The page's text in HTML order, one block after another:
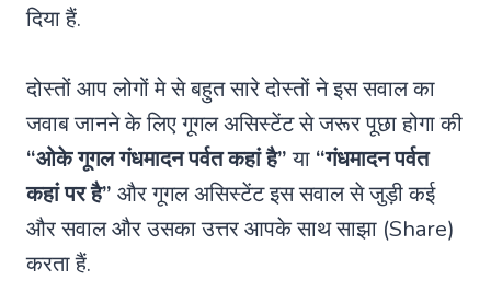
दिया हैं.
दोस्तों आप लोगों मे से बहुत सारे दोस्तों ने इस सवाल का
जवाब जानने के लिए गूगल असिस्टेंट से जरूर पूछा होगा की
“ओके गूगल गंधमादन पर्वत कहां है”या “गंधमादन पर्वत
कहां पर है” और गूगल असिस्टेंट इस सवाल से जुड़ी कई
और सवाल और उसका उत्तर आपके साथ साझा (Share)
करता हैं.